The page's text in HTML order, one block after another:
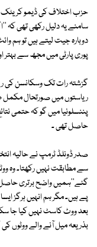
حزب اختلاف کی ڈیمو کریٹک
سامنے یہ دلیل رکھی تھی کہ
دوبارہ جیت لیتے ہیں تو ہم
پوری پارٹی میں مجھ سے بہتر
گزشتہ رات تک وسکانسن کی
ریاستوں میں صورتحال مکمل
پننسلونیا میں گو کہ حتمی
حاصل تھی ۔
صدر ڈونلڈ ٹرمپ نے حالیہ
سے مطابقت نہیں رکھتا۔ وہ
گئے''ہمیں واضح برتری
پے ہیں۔ مگر ہم انہیں ہرگز
بعد ووٹ کاسٹ نہیں کیا جا
بذریعہ میل آنے والے ووٹوں